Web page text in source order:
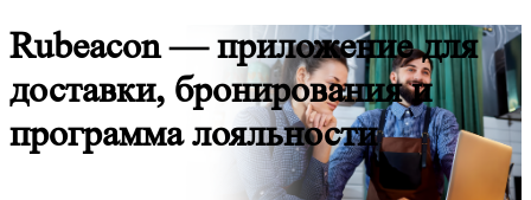
Rubeacon — приложение для
доставки, бронирования и
программа лояльности